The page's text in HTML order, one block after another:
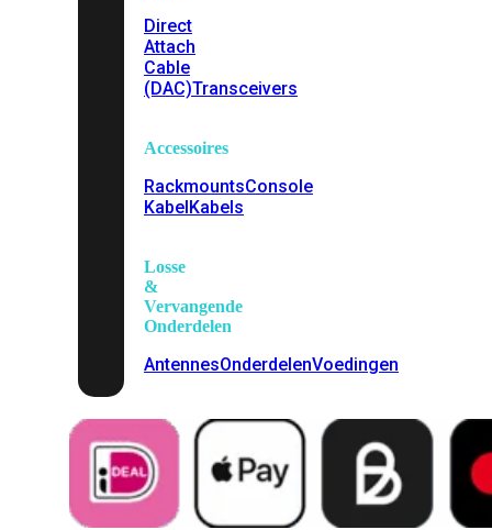
Direct
Attach
Cable
(DAC)Transceivers
Accessoires
RackmountsConsole
KabelKabels
Losse
&
Vervangende
Onderdelen
AntennesOnderdelenVoedingen